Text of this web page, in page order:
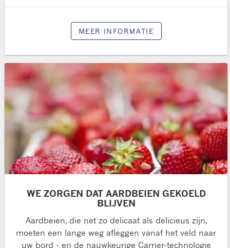
MEER INFORMATIE
WE ZORGEN DAT AARDBEIEN GEKOELD
BLIJVEN
Aardbeien, die net zo delicaat als delicieus zijn,
moeten een lange weg afleggen vanaf het veld naar
uw bord - en de nauwkeurige Carrier-technologie